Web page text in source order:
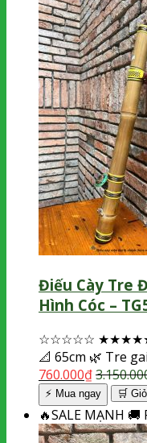
Điếu Cày Tre
Hình Cóc –
☆☆☆☆☆
📐 65cm 🌿 Tre gai
760.000₫
⚡ Mua ngay 🛒
🔥SALE MẠNH 🚚